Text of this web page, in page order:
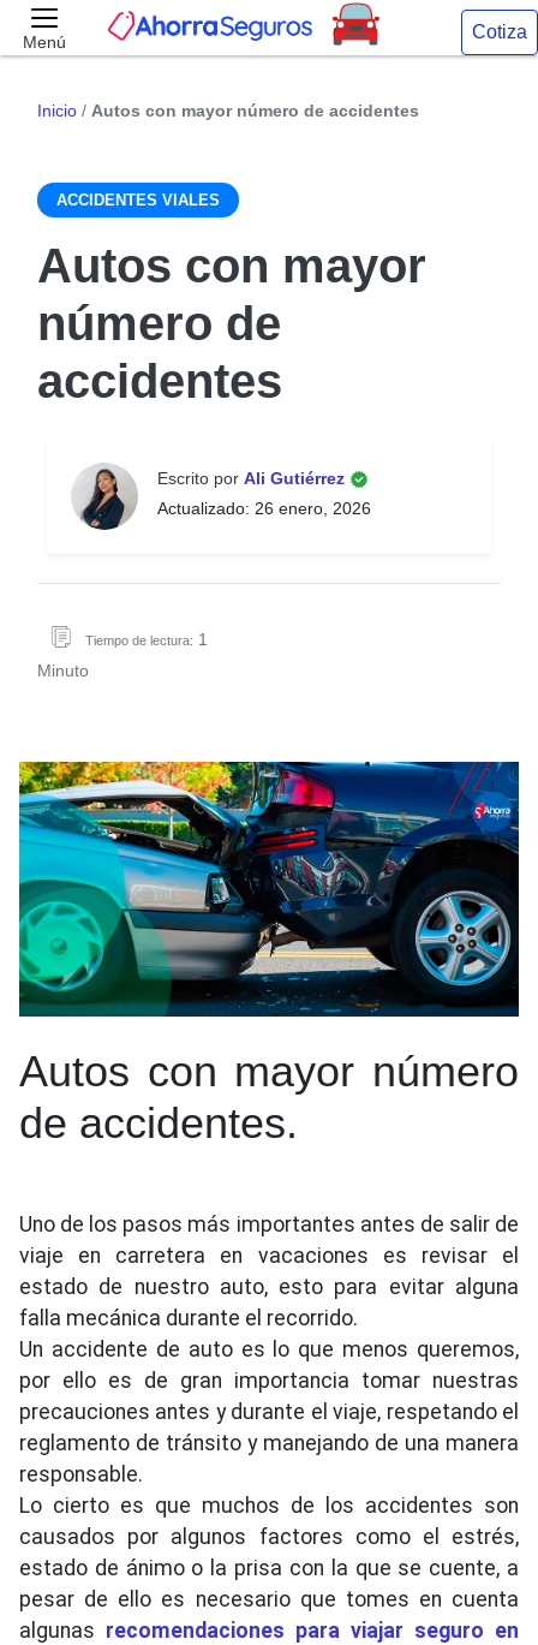
Menú Cotiza
Inicio / Autos con mayor número de accidentes
ACCIDENTES VIALES
Autos con mayor
número de
accidentes
Escrito por Ali Gutiérrez
Actualizado: 26 enero, 2026
Tiempo de lectura: 1
Minuto
Autos con mayor número
de accidentes.
Uno de los pasos más importantes antes de salir de
viaje en carretera en vacaciones es revisar el
estado de nuestro auto, esto para evitar alguna
falla mecánica durante el recorrido.
Un accidente de auto es lo que menos queremos,
por ello es de gran importancia tomar nuestras
precauciones antes y durante el viaje, respetando el
reglamento de tránsito y manejando de una manera
responsable.
Lo cierto es que muchos de los accidentes son
causados por algunos factores como el estrés,
estado de ánimo o la prisa con la que se cuente, a
pesar de ello es necesario que tomes en cuenta
algunas recomendaciones para viajar seguro en